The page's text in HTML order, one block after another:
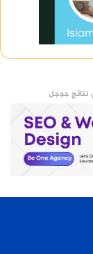
نتائج جوجل